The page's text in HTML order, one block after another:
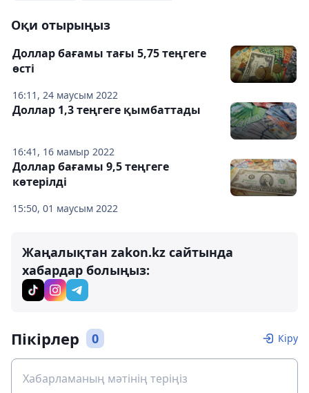
Оқи отырыңыз
16:11, 24 маусым 2022
Доллар бағамы тағы 5,75 теңгеге
өсті
16:41, 16 мамыр 2022
Доллар 1,3 теңгеге қымбаттады
15:50, 01 маусым 2022
Доллар бағамы 9,5 теңгеге
көтерілді
Жаңалықтан zakon.kz сайтында
хабардар болыңыз:
Пікірлер 0 Кіру